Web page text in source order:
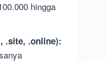
hingga
.site, .online):